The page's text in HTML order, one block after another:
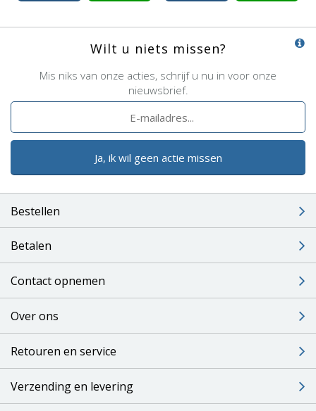
Wilt u niets missen?
Mis niks van onze acties, schrijf u nu in voor onze
nieuwsbrief.
Ja, ik wil geen actie missen
Bestellen
Betalen
Contact opnemen
Over ons
Retouren en service
Verzending en levering